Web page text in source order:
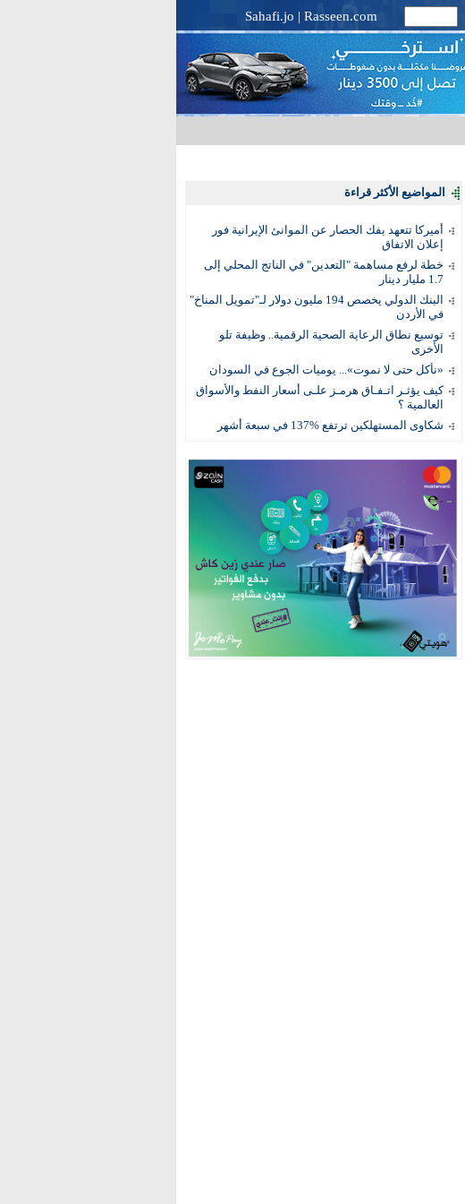
Sahafi.jo | Rasseen.com
المواضيع الأكثر قراءة
أميركا تتعهد بفك الحصار عن الموانئ الإيرانية فور
إعلان الاتفاق
خطة لرفع مساهمة "التعدين" في الناتج المحلي إلى
1.7 مليار دينار
البنك الدولي يخصص 194 مليون دولار لـ"تمويل المناخ"
في الأردن
توسيع نطاق الرعاية الصحية الرقمية.. وظيفة تلو
الأخرى
«نأكل حتى لا نموت»... يوميات الجوع في السودان
كيف يؤثـر اتـفـاق هرمـز علـى أسعار النفط والأسواق
العالمية ؟
شكاوى المستهلكين ترتفع %137 في سبعة أشهر